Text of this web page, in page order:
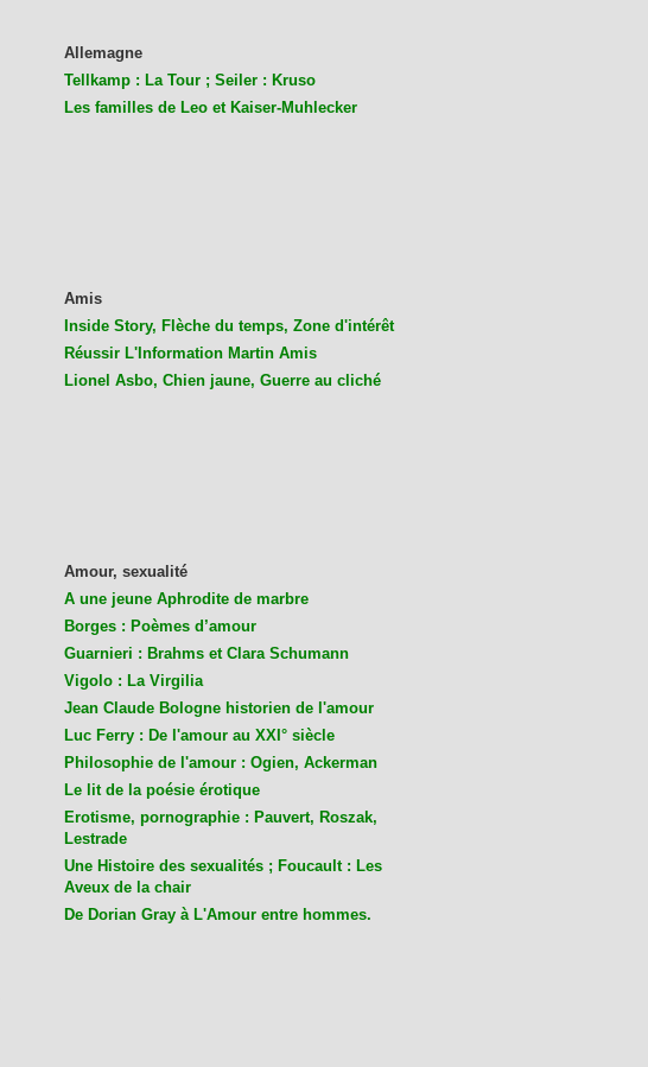
Allemagne
Tellkamp : La Tour ; Seiler : Kruso
Les familles de Leo et Kaiser-Muhlecker
Amis
Inside Story, Flèche du temps, Zone d'intérêt
Réussir L'Information Martin Amis
Lionel Asbo, Chien jaune, Guerre au cliché
Amour, sexualité
A une jeune Aphrodite de marbre
Borges : Poèmes d’amour
Guarnieri : Brahms et Clara Schumann
Vigolo : La Virgilia
Jean Claude Bologne historien de l'amour
Luc Ferry : De l'amour au XXI° siècle
Philosophie de l'amour : Ogien, Ackerman
Le lit de la poésie érotique
Erotisme, pornographie : Pauvert, Roszak,
Lestrade
Une Histoire des sexualités ; Foucault : Les
Aveux de la chair
De Dorian Gray à L'Amour entre hommes.